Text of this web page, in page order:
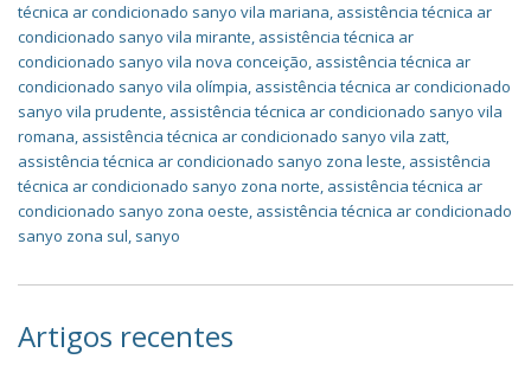
técnica ar condicionado sanyo vila mariana, assistência técnica ar
condicionado sanyo vila mirante, assistência técnica ar
condicionado sanyo vila nova conceição, assistência técnica ar
condicionado sanyo vila olímpia, assistência técnica ar condicionado
sanyo vila prudente, assistência técnica ar condicionado sanyo vila
romana, assistência técnica ar condicionado sanyo vila zatt,
assistência técnica ar condicionado sanyo zona leste, assistência
técnica ar condicionado sanyo zona norte, assistência técnica ar
condicionado sanyo zona oeste, assistência técnica ar condicionado
sanyo zona sul, sanyo
Artigos recentes